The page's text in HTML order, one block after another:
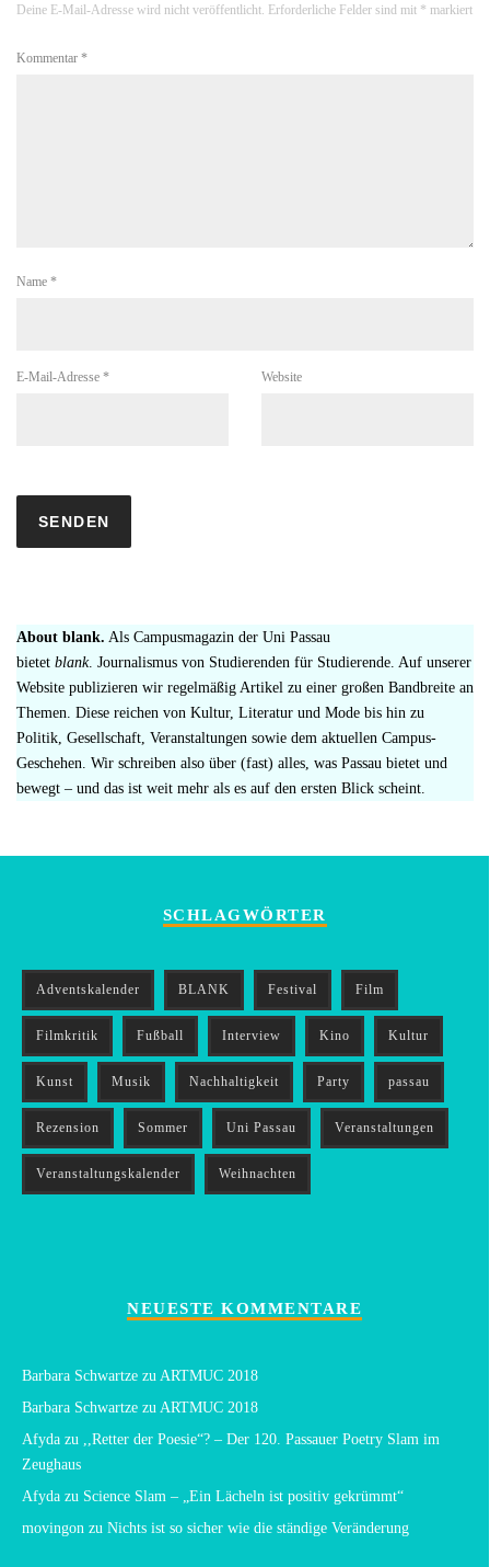
Deine E-Mail-Adresse wird nicht veröffentlicht. Erforderliche Felder sind mit * markiert
Kommentar *
Name *
E-Mail-Adresse * Website
About blank. Als Campusmagazin der Uni Passau
bietet blank. Journalismus von Studierenden für Studierende. Auf unserer
Website publizieren wir regelmäßig Artikel zu einer großen Bandbreite an
Themen. Diese reichen von Kultur, Literatur und Mode bis hin zu
Politik, Gesellschaft, Veranstaltungen sowie dem aktuellen Campus-
Geschehen. Wir schreiben also über (fast) alles, was Passau bietet und
bewegt – und das ist weit mehr als es auf den ersten Blick scheint.
SCHLAGWÖRTER
Adventskalender BLANK Festival Film
Filmkritik Fußball Interview Kino Kultur
Kunst Musik Nachhaltigkeit Party passau
Rezension Sommer Uni Passau Veranstaltungen
Veranstaltungskalender Weihnachten
NEUESTE KOMMENTARE
Barbara Schwartze zu ARTMUC 2018
Barbara Schwartze zu ARTMUC 2018
Afyda zu
,,Retter der Poesie“? – Der 120. Passauer Poetry Slam im
Zeughaus
Afyda zu Science Slam – „Ein Lächeln ist positiv gekrümmt“
movingon zu Nichts ist so sicher wie die ständige Veränderung